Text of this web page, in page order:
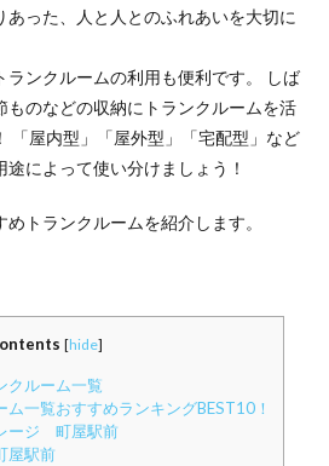
った、人と人とのふれあいを大切に
ランクルームの利用も便利です。 しば
ものなどの収納にトランクルームを活
「屋内型」「屋外型」「宅配型」など
によって使い分けましょう！
トランクルームを紹介します。
[hide]
クルーム一覧
一覧おすすめランキングBEST10！
ージ 町屋駅前
駅前